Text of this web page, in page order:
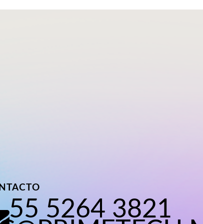
55 5264 3821